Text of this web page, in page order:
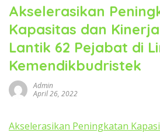
d
i
d
i
a
n
Akselerasikan
Kapasitas dan Kinerja
Lantik 62 Pejabat di
Kemendikbudristek
Admin
April 26, 2022
Akselerasikan Peningkatan